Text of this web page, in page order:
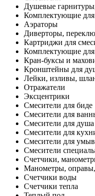
Душевые
Комплектующие для
Аэраторы
Диверторы,
Картриджи для
Комплектующие для
Кран-буксы и
Кронштейны для
Лейки, изливы,
Отражатели
Эксцентрики
Смесители для биде
Смесители для
Смесители для душа
Смесители для
Смесители для
Смесители
Счетчики,
Манометры,
Счетчики воды
Счетчики тепла